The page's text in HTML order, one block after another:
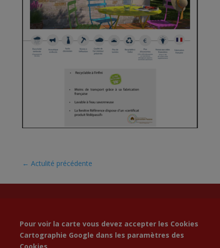
← Actulité précédente
Pour voir la carte vous devez accepter les Cookies
Cartographie Google dans les paramètres des